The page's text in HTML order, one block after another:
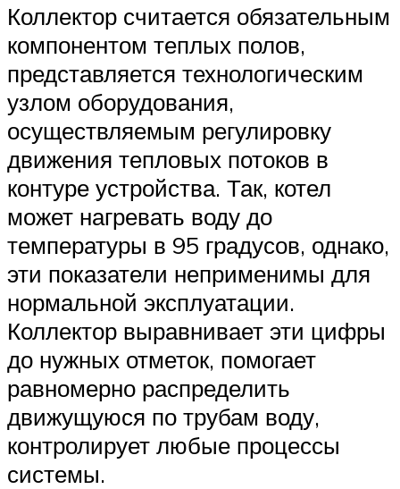
Коллектор считается обязательным
компонентом теплых полов,
представляется технологическим
узлом оборудования,
осуществляемым регулировку
движения тепловых потоков в
контуре устройства. Так, котел
может нагревать воду до
температуры в 95 градусов, однако,
эти показатели неприменимы для
нормальной эксплуатации.
Коллектор выравнивает эти цифры
до нужных отметок, помогает
равномерно распределить
движущуюся по трубам воду,
контролирует любые процессы
системы.